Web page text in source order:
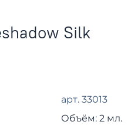
арт. 33013
Объём: 2 мл.
Silk